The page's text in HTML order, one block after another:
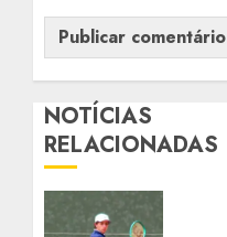
NOTÍCIAS
RELACIONADAS